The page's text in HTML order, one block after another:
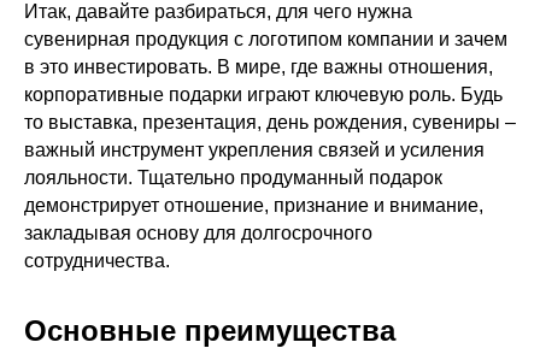
Итак, давайте разбираться, для чего нужна
сувенирная продукция с логотипом компании и зачем
в это инвестировать. В мире, где важны отношения,
корпоративные подарки играют ключевую роль. Будь
то выставка, презентация, день рождения, сувениры –
важный инструмент укрепления связей и усиления
лояльности. Тщательно продуманный подарок
демонстрирует отношение, признание и внимание,
закладывая основу для долгосрочного
сотрудничества.
Основные преимущества